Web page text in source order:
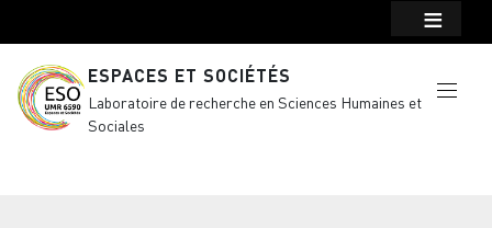
ESPACES ET SOCIÉTÉS
Laboratoire de recherche en Sciences Humaines et
Sociales